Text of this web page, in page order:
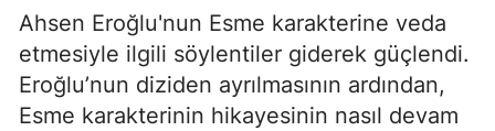
Ahsen Eroğlu'nun Esme karakterine veda
etmesiyle ilgili söylentiler giderek güçlendi.
Eroğlu’nun diziden ayrılmasının ardından,
Esme karakterinin hikayesinin nasıl devam